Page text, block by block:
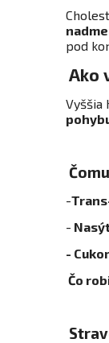
pod
Ako
Vyššia
-
-
-
Čo